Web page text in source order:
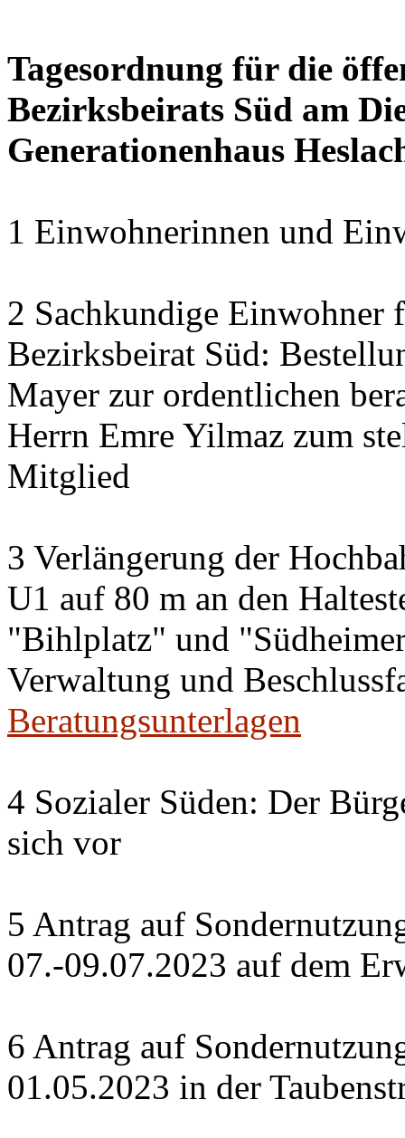
Tagesordnung für die
Bezirksbeirats Süd am
Generationenhaus
1 Einwohnerinnen und
2 Sachkundige
Bezirksbeirat Süd:
Mayer zur ordentlichen
Herrn Emre Yilmaz zum
Mitglied
3 Verlängerung der
U1 auf 80 m an den
"Bihlplatz" und
Verwaltung und
Beratungsunterlagen
4 Sozialer Süden: Der
sich vor
5 Antrag auf
07.-09.07.2023 auf dem
6 Antrag auf
01.05.2023 in der